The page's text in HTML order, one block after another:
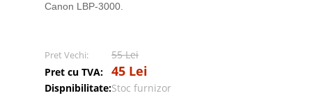
Canon LBP-3000.
Pret Vechi:
55 Lei
Pret cu TVA:
45 Lei
Dispnibilitate:Stoc furnizor